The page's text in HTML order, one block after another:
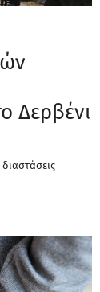
Δερβένι